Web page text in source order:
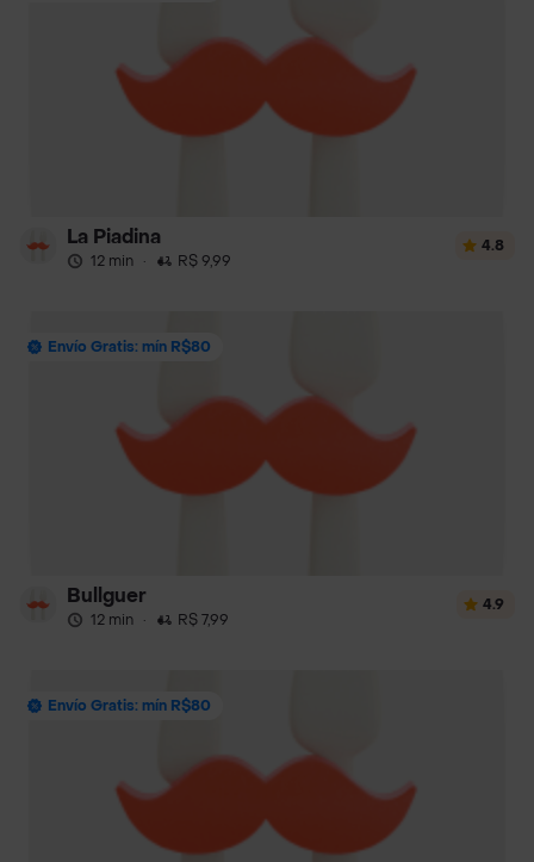
La Piadina
12 min · R$ 9,99
4.8
Envío Gratis: mín R$80
Bullguer
12 min · R$ 7,99
4.9
Envío Gratis: mín R$80